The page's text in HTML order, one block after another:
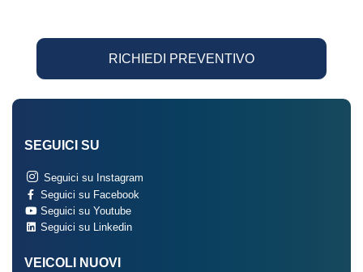
RICHIEDI PREVENTIVO
SEGUICI SU
Seguici su Instagram
Seguici su Facebook
Seguici su Youtube
Seguici su Linkedin
VEICOLI NUOVI